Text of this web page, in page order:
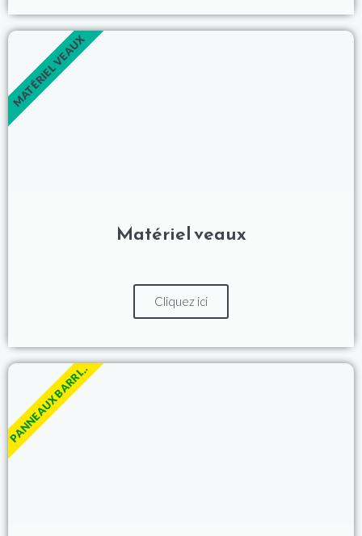
Matériel veaux
Cliquez ici
MATÉRIEL VEAUX
PANNEAUX BARRI...